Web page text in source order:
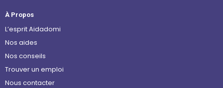
À Propos
L’esprit Aidadomi
Nos aides
Nos conseils
Trouver un emploi
Nous contacter